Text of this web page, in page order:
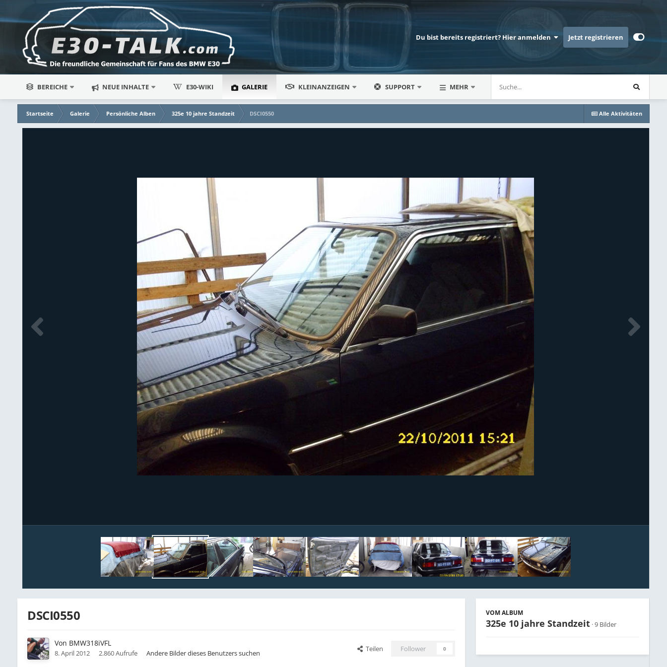
Du bist bereits registriert? Hier anmelden Jetzt registrieren
BEREICHE NEUE INHALTE E30-WIKI GALERIE KLEINANZEIGEN SUPPORT MEHR
Alle Aktivitäten
Startseite Galerie Persönliche Alben 325e 10 jahre Standzeit DSCI0550
DSCI0550
Von BMW318iVFL
8. April 2012 2.860 Aufrufe Andere Bilder dieses Benutzers suchen
Teilen Follower 0
VOM ALBUM
325e 10 jahre Standzeit · 9 Bilder